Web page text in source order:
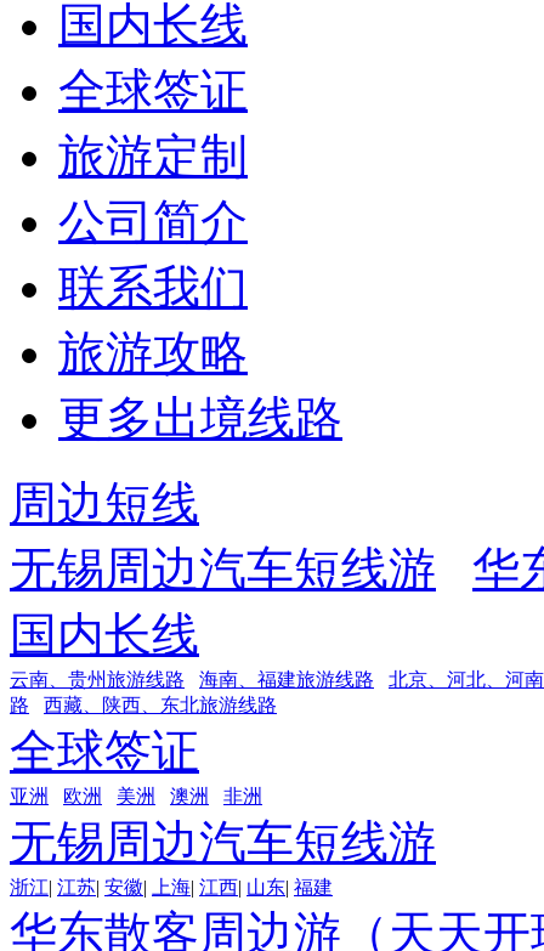
国内长线
全球签证
旅游定制
公司简介
联系我们
旅游攻略
更多出境线路
周边短线
无锡周边汽车短线游
华
国内长线
云南、贵州旅游线路 海南、福建旅游线路
北京、河北、河
路
西藏、陕西、东北旅游线路
全球签证
亚洲 欧洲 美洲 澳洲 非洲
无锡周边汽车短线游
浙江| 江苏| 安徽| 上海| 江西| 山东| 福建
华东散客周边游（天天开